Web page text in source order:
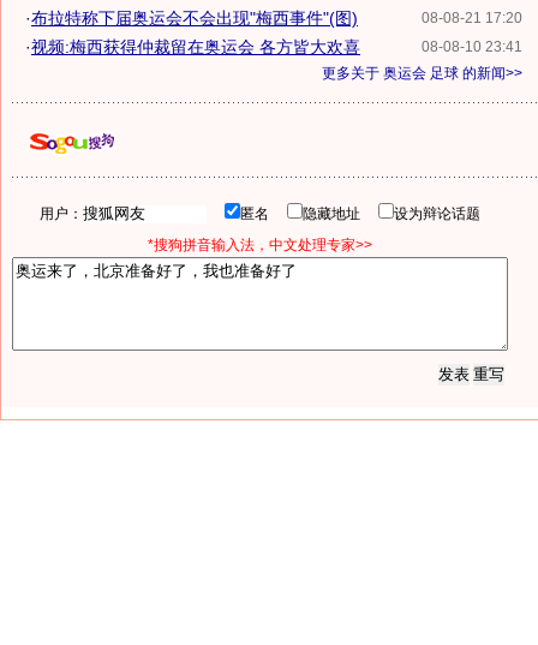
08-08-21 17:20
·布拉特称下届奥运会不会出现"梅西事件"(图)
08-08-10 23:41
·视频:梅西获得仲裁留在奥运会 各方皆大欢喜
更多关于 奥运会 足球 的新闻>>
用户： 匿名 隐藏地址
设为辩论话题
*搜狗拼音输入法，中文处理专家>>